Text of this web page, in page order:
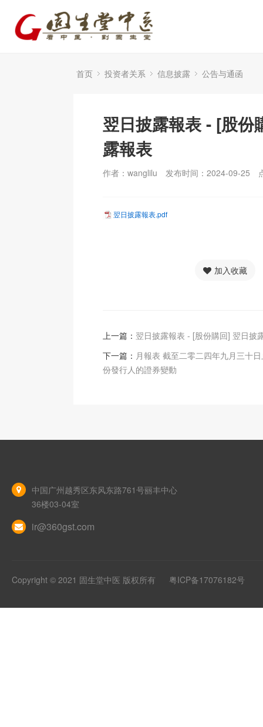
首页 投资者关系 信息披露 公告与通函
翌日披露報表 - [股份
露報表
作者：wanglilu 发布时间：2024-09-25
翌日披露報表.pdf
加入收藏
上一篇： 翌日披露報表 - [股份購回] 翌日披
下一篇： 月報表 截至二零二四年九月三十
份發行人的證券變動
中国广州越秀区东风东路761号丽丰中心
36楼03-04室
ir@360gst.com
Copyright © 2021 固生堂中医 版权所有 粤ICP备17076182号